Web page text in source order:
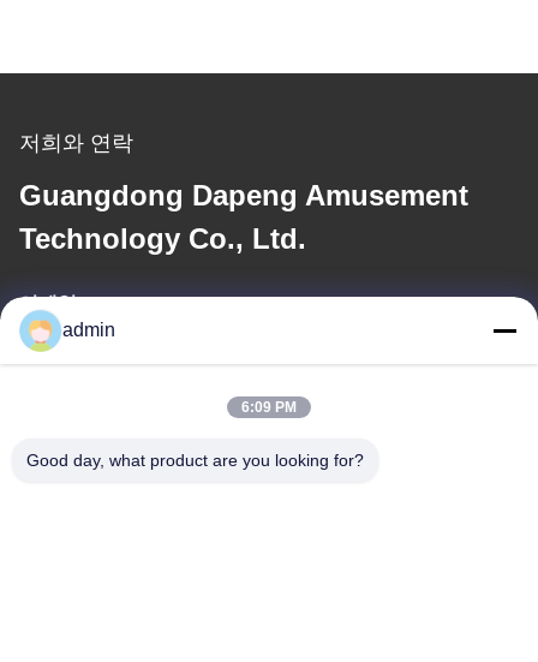
저희와 연락
Guangdong Dapeng Amusement
Technology Co., Ltd.
이메일
admin
6:09 PM
Good day, what product are you looking for?